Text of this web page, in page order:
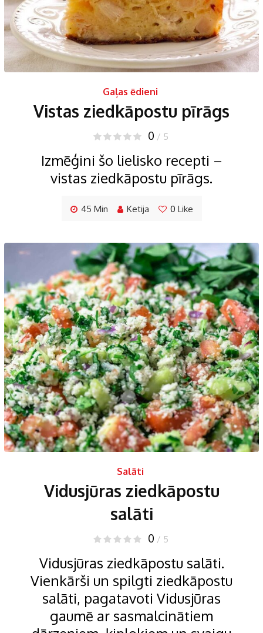
Gaļas ēdieni
Vistas ziedkāpostu pīrāgs
0 / 5
Izmēģini šo lielisko recepti –
vistas ziedkāpostu pīrāgs.
45 Min Ketija 0 Like
Salāti
Vidusjūras ziedkāpostu
salāti
0 / 5
Vidusjūras ziedkāpostu salāti.
Vienkārši un spilgti ziedkāpostu
salāti, pagatavoti Vidusjūras
gaumē ar sasmalcinātiem